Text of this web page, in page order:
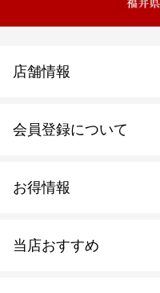
当店おすすめ
お得情報
会員登録について
会員規約について
店舗情報